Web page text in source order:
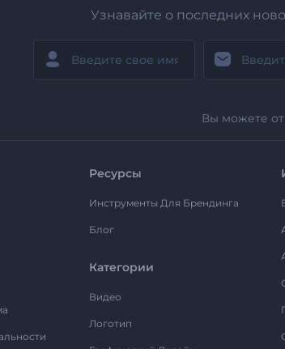
Узнавайте о последних
Вы можете
Ресурсы
Инструменты Для Брендинга
Блог
Категории
Видео
Логотип